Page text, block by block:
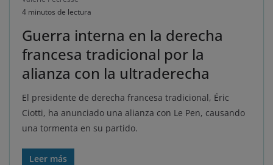
4 minutos de lectura
Guerra interna en la derecha
francesa tradicional por la
alianza con la ultraderecha
El presidente de derecha francesa tradicional, Éric
Ciotti, ha anunciado una alianza con Le Pen, causando
una tormenta en su partido.
Leer más